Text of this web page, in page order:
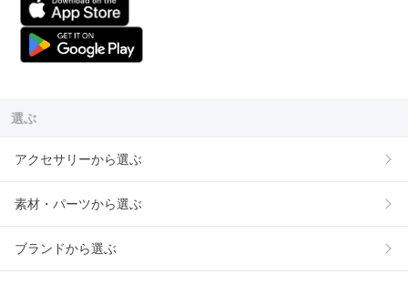
選ぶ
アクセサリーから選ぶ
素材・パーツから選ぶ
ブランドから選ぶ